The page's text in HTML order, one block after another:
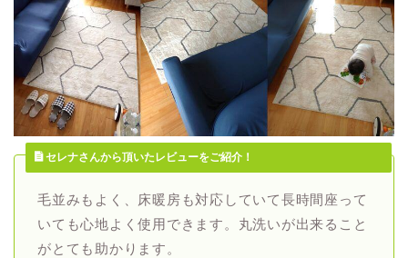
セレナさんから頂いたレビューをご紹介！
毛並みもよく、床暖房も対応していて長時間座って
いても心地よく使用できます。丸洗いが出来ること
がとても助かります。